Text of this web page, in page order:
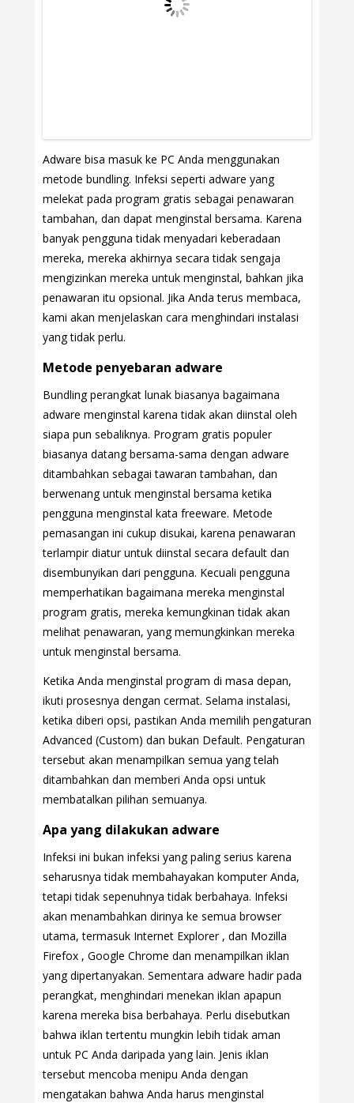
Adware bisa masuk ke PC Anda menggunakan
metode bundling. Infeksi seperti adware yang
melekat pada program gratis sebagai penawaran
tambahan, dan dapat menginstal bersama. Karena
banyak pengguna tidak menyadari keberadaan
mereka, mereka akhirnya secara tidak sengaja
mengizinkan mereka untuk menginstal, bahkan jika
penawaran itu opsional. Jika Anda terus membaca,
kami akan menjelaskan cara menghindari instalasi
yang tidak perlu.
Metode penyebaran adware
Bundling perangkat lunak biasanya bagaimana
adware menginstal karena tidak akan diinstal oleh
siapa pun sebaliknya. Program gratis populer
biasanya datang bersama-sama dengan adware
ditambahkan sebagai tawaran tambahan, dan
berwenang untuk menginstal bersama ketika
pengguna menginstal kata freeware. Metode
pemasangan ini cukup disukai, karena penawaran
terlampir diatur untuk diinstal secara default dan
disembunyikan dari pengguna. Kecuali pengguna
memperhatikan bagaimana mereka menginstal
program gratis, mereka kemungkinan tidak akan
melihat penawaran, yang memungkinkan mereka
untuk menginstal bersama.
Ketika Anda menginstal program di masa depan,
ikuti prosesnya dengan cermat. Selama instalasi,
ketika diberi opsi, pastikan Anda memilih pengaturan
Advanced (Custom) dan bukan Default. Pengaturan
tersebut akan menampilkan semua yang telah
ditambahkan dan memberi Anda opsi untuk
membatalkan pilihan semuanya.
Apa yang dilakukan adware
Infeksi ini bukan infeksi yang paling serius karena
seharusnya tidak membahayakan komputer Anda,
tetapi tidak sepenuhnya tidak berbahaya. Infeksi
akan menambahkan dirinya ke semua browser
utama, termasuk Internet Explorer , dan Mozilla
Firefox , Google Chrome dan menampilkan iklan
yang dipertanyakan. Sementara adware hadir pada
perangkat, menghindari menekan iklan apapun
karena mereka bisa berbahaya. Perlu disebutkan
bahwa iklan tertentu mungkin lebih tidak aman
untuk PC Anda daripada yang lain. Jenis iklan
tersebut mencoba menipu Anda dengan
mengatakan bahwa Anda harus menginstal